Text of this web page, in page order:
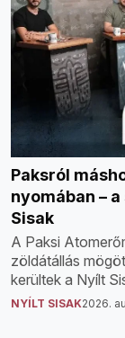
Paksról
nyomában –
Sisak
A Paksi
zöldátállás
kerültek a Nyílt
NYÍLT SISAK2026.